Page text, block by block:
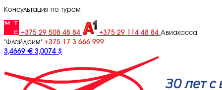
Консультация по турам
+375 29 508 48 84 +375 29 114 48 84 Авиакасса
"Флайдрим" +375 17 3 666 999
3,4669 € 3,0074 $